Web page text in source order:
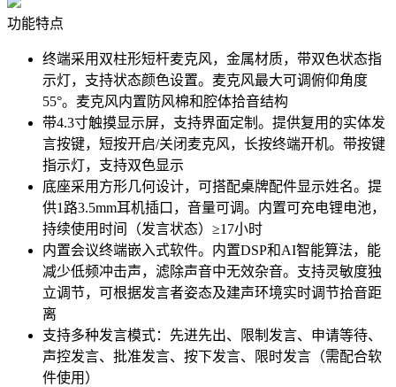
功能特点
终端采用双柱形短杆麦克风，金属材质，带双色状态指
示灯，支持状态颜色设置。麦克风最大可调俯仰角度
55°。麦克风内置防风棉和腔体拾音结构
带4.3寸触摸显示屏，支持界面定制。提供复用的实体发
言按键，短按开启/关闭麦克风，长按终端开机。带按键
指示灯，支持双色显示
底座采用方形几何设计，可搭配桌牌配件显示姓名。提
供1路3.5mm耳机插口，音量可调。内置可充电锂电池，
持续使用时间（发言状态）≥17小时
内置会议终端嵌入式软件。内置DSP和AI智能算法，能
减少低频冲击声，滤除声音中无效杂音。支持灵敏度独
立调节，可根据发言者姿态及建声环境实时调节拾音距
离
支持多种发言模式：先进先出、限制发言、申请等待、
声控发言、批准发言、按下发言、限时发言（需配合软
件使用）